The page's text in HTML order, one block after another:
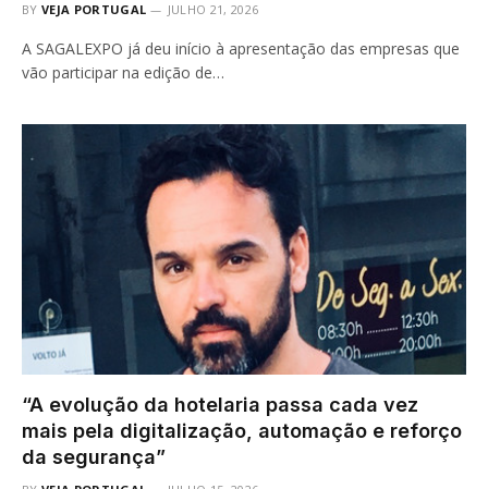
BY VEJA PORTUGAL JULHO 21, 2026
A SAGALEXPO já deu início à apresentação das empresas que
vão participar na edição de…
“A evolução da hotelaria passa cada vez
mais pela digitalização, automação e reforço
da segurança”